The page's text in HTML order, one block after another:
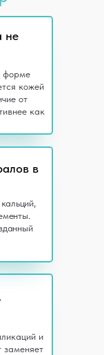
и
заменяет
не
форме
кожей
от
как
в